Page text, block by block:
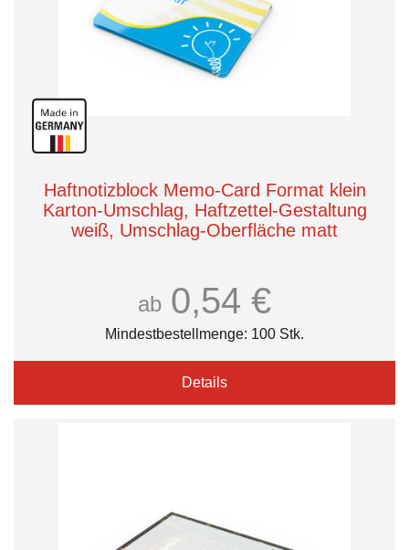
Haftnotizblock Memo-Card Format klein
Karton-Umschlag, Haftzettel-Gestaltung
weiß, Umschlag-Oberfläche matt
ab 0,54 €
Mindestbestellmenge: 100 Stk.
Details